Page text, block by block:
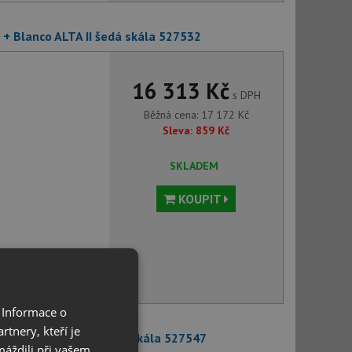
Blanco ALTA II šedá skála 527532
16 313 Kčs DPH
Běžná cena: 17 172 Kč
Sleva: 859 Kč
SKLADEM
KOUPIT
ALTA II-S šedá skála 527547
o
kteří je